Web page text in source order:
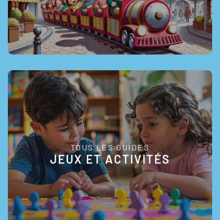
TOUS LES GUIDES
JEUX ET ACTIVITÉS
EN SAVOIR +